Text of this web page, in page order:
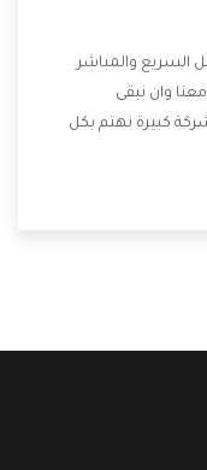
السريع والمباشر
وان نبقى
كبيرة نهتم بكل
تكون من أهم